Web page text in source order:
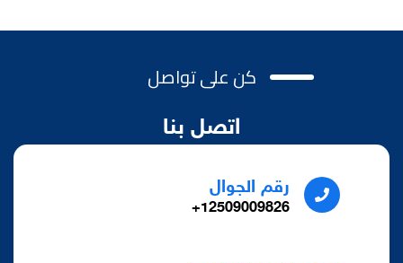
كن على تواصل
اتصل بنا
رقم الجوال
12509009826+